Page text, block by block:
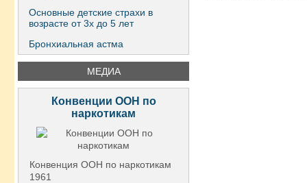
Основные детские страхи в
возрасте от 3х до 5 лет
Бронхиальная астма
МЕДИА
Конвенции ООН по
наркотикам
Конвенция ООН по наркотикам
1961